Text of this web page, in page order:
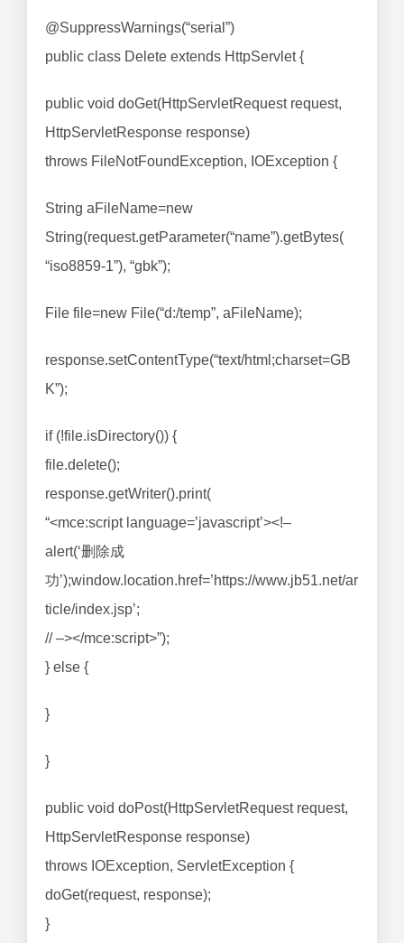
@SuppressWarnings(“serial”)
public class Delete extends HttpServlet {
public void doGet(HttpServletRequest request,
HttpServletResponse response)
throws FileNotFoundException, IOException {
String aFileName=new
String(request.getParameter(“name”).getBytes(
“iso8859-1”), “gbk”);
File file=new File(“d:/temp”, aFileName);
response.setContentType(“text/html;charset=GB
K”);
if (!file.isDirectory()) {
file.delete();
response.getWriter().print(
“<mce:script language=’javascript’><!–
alert(‘删除成
功’);window.location.href=’https://www.jb51.net/ar
ticle/index.jsp’;
// –></mce:script>”);
} else {
}
}
public void doPost(HttpServletRequest request,
HttpServletResponse response)
throws IOException, ServletException {
doGet(request, response);
}